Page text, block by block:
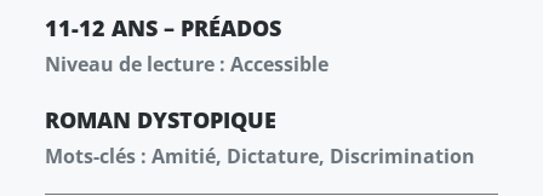
11-12 ANS – PRÉADOS
Niveau de lecture : Accessible
ROMAN DYSTOPIQUE
Mots-clés : Amitié, Dictature, Discrimination